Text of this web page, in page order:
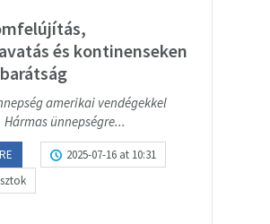
és kontinenseken
amerikai vendégekkel
Hármas ünnepségre...
2025-07-16 at 10:31